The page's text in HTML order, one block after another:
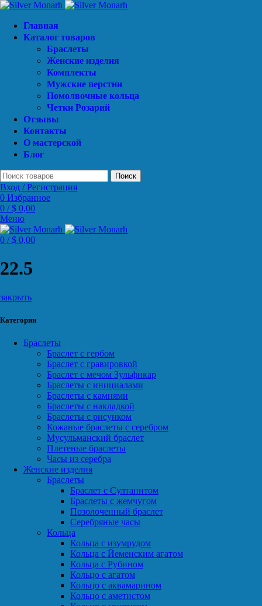
Главная
Каталог товаров
Браслеты
Женские изделия
Комплекты
Мужские перстни
Помолвочные кольца
Четки Розарий
Отзывы
Контакты
О мастерской
Блог
Поиск
Вход / Регистрация
0 Избранное
0 / $ 0,00
Меню
0 / $ 0,00
22.5
закрыть
Категории
Браслеты
Браслет с гербом
Браслет с гравировкой
Браслет с мечом Зульфикар
Браслеты с инициалами
Браслеты с камнями
Браслеты с накладкой
Браслеты с рисунком
Кожаные браслеты с серебром
Мусульманский браслет
Плетеные браслеты
Часы из серебра
Женские изделия
Браслеты
Браслет с Султанитом
Браслеты с жемчугом
Позолоченный браслет
Серебряные часы
Кольца
Кольца с изумрудом
Кольца с Йеменским агатом
Кольца с Рубином
Кольцо с агатом
Кольцо с аквамарином
Кольцо с аметистом